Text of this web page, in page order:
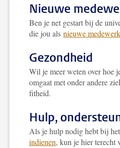
Nieuwe
Ben je net gestart bij de
die jou als nieuwe
Gezondheid
Wil je meer weten over hoe
omgaat met onder andere
fitheid.
Hulp,
Als je hulp nodig hebt bij het
indienen, kun je hier terecht